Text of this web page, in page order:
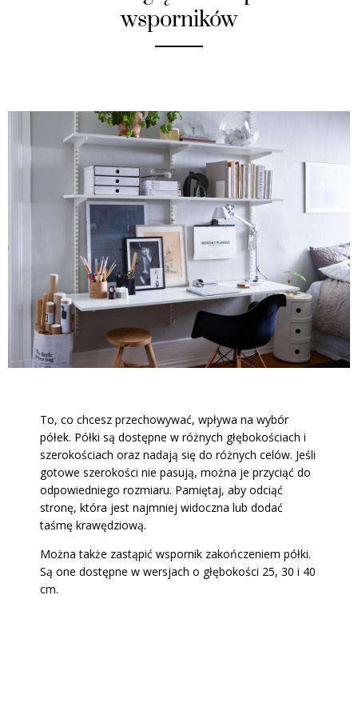
wsporników
To, co chcesz przechowywać, wpływa na wybór
półek. Półki są dostępne w różnych głębokościach i
szerokościach oraz nadają się do różnych celów. Jeśli
gotowe szerokości nie pasują, można je przyciąć do
odpowiedniego rozmiaru. Pamiętaj, aby odciąć
stronę, która jest najmniej widoczna lub dodać
taśmę krawędziową.
Można także zastąpić wspornik zakończeniem półki.
Są one dostępne w wersjach o głębokości 25, 30 i 40
cm.